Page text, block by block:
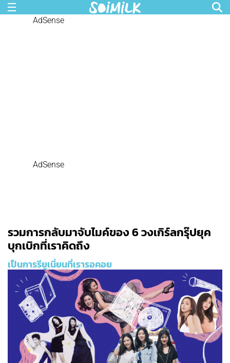
AdSense
AdSense
รวมการกลับมาจับไมค์ของ 6 วงเกิร์ลกรุ๊ปยุค
บุกเบิกที่เราคิดถึง
เป็นการรียูเนี่ยนที่เรารอคอย